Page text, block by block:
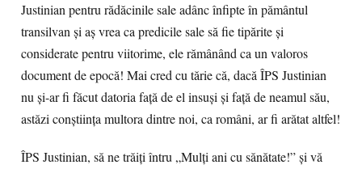
Justinian pentru rădăcinile sale adânc înfipte în pământul
transilvan şi aş vrea ca predicile sale să fie tipărite şi
considerate pentru viitorime, ele rămânând ca un valoros
document de epocă! Mai cred cu tărie că, dacă ÎPS Justinian
nu şi-ar fi făcut datoria faţă de el insuşi şi faţă de neamul său,
astăzi conştiinţa multora dintre noi, ca români, ar fi arătat altfel!
ÎPS Justinian, să ne trăiţi întru „Mulţi ani cu sănătate!” şi vă